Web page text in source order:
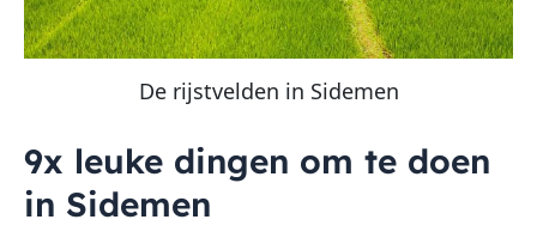
De rijstvelden in Sidemen
9x leuke dingen om te doen
in Sidemen